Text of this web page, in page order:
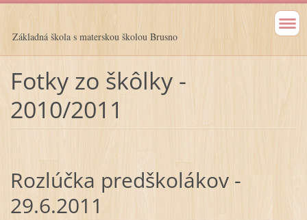
Základná škola s materskou školou Brusno
Fotky zo škôlky -
2010/2011
Rozlúčka predškolákov -
29.6.2011